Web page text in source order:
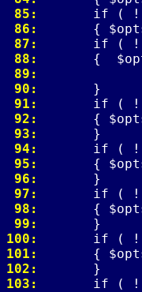
85:
86:
87:
88:
89:
90:
91:
92:
93:
94:
95:
96:
97:
98:
99:
100:
101:
102:
103: